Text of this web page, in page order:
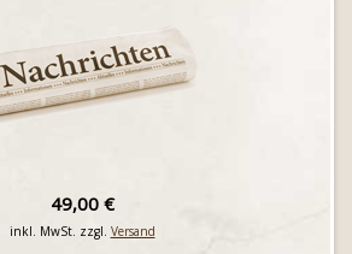
49,00 €
inkl. MwSt. zzgl. Versand